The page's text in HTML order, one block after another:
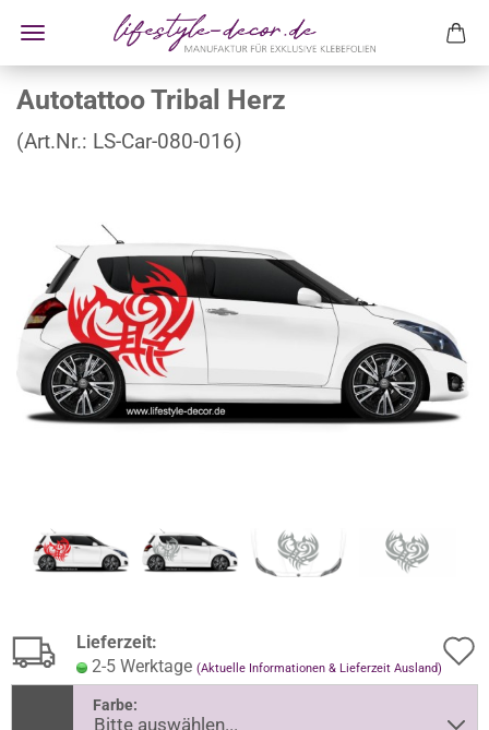
Autotattoo Tribal Herz
(Art.Nr.: LS-Car-080-016)
Lieferzeit:
2-5 Werktage (Aktuelle Informationen & Lieferzeit Ausland)
Farbe: